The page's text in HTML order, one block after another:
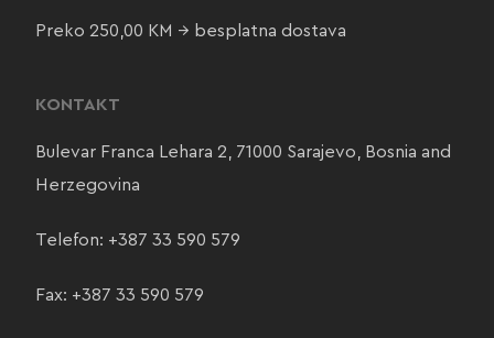
Preko 250,00 KM → besplatna dostava
KONTAKT
Bulevar Franca Lehara 2, 71000 Sarajevo, Bosnia and
Herzegovina
Telefon: +387 33 590 579
Fax: +387 33 590 579